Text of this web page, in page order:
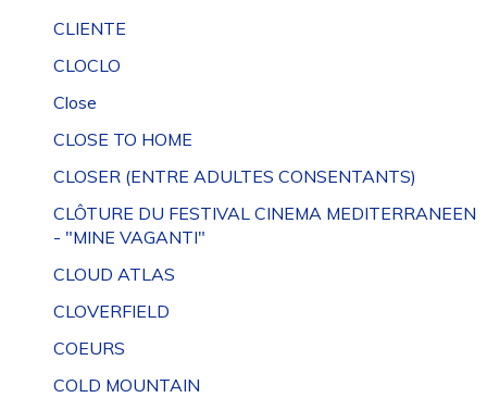
CLIENTE
CLOCLO
Close
CLOSE TO HOME
CLOSER (ENTRE ADULTES CONSENTANTS)
CLÔTURE DU FESTIVAL CINEMA MEDITERRANEEN
- "MINE VAGANTI"
CLOUD ATLAS
CLOVERFIELD
COEURS
COLD MOUNTAIN